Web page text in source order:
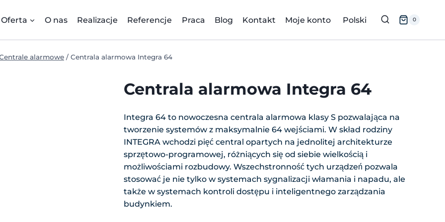
Oferta O nas Realizacje Referencje Praca Blog Kontakt Moje konto Polski 0
alarmowe / Centrala alarmowa Integra 64
Centrala alarmowa Integra 64
Integra 64 to nowoczesna centrala alarmowa klasy S pozwalająca na
tworzenie systemów z maksymalnie 64 wejściami. W skład rodziny
INTEGRA wchodzi pięć central opartych na jednolitej architekturze
sprzętowo-programowej, różniących się od siebie wielkością i
możliwościami rozbudowy. Wszechstronność tych urządzeń pozwala
stosować je nie tylko w systemach sygnalizacji włamania i napadu, ale
także w systemach kontroli dostępu i inteligentnego zarządzania
budynkiem.